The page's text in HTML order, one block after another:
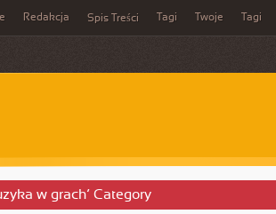
Redakcja Spis Treści Tagi Twoje Tagi
w grach’ Category